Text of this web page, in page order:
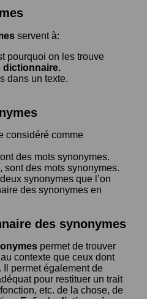
servent à:
pourquoi on les trouve
dictionnaire.
dans un texte.
considéré comme
des mots synonymes.
, sont des mots synonymes.
synonymes que l’on
des synonymes en
des synonymes
permet de trouver
contexte que ceux dont
Il permet également de
pour restituer un trait
etc. de la chose, de